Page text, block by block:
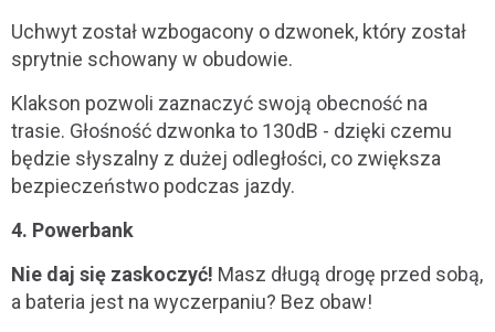
Uchwyt został wzbogacony o dzwonek, który został
sprytnie schowany w obudowie.
Klakson pozwoli zaznaczyć swoją obecność na
trasie. Głośność dzwonka to 130dB - dzięki czemu
będzie słyszalny z dużej odległości, co zwiększa
bezpieczeństwo podczas jazdy.
4. Powerbank
Nie daj się zaskoczyć! Masz długą drogę przed sobą,
a bateria jest na wyczerpaniu? Bez obaw!